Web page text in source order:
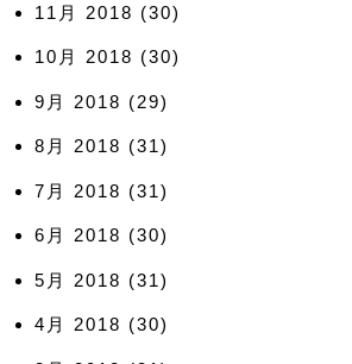
11月 2018 (30)
10月 2018 (30)
9月 2018 (29)
8月 2018 (31)
7月 2018 (31)
6月 2018 (30)
5月 2018 (31)
4月 2018 (30)